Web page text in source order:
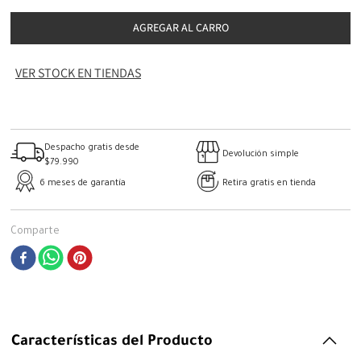
AGREGAR AL CARRO
VER STOCK EN TIENDAS
Despacho gratis desde
$79.990
Devolución simple
6 meses de garantía Retira gratis en tienda
Comparte
Características del Producto